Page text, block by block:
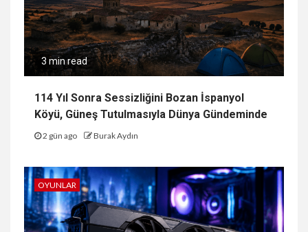
3 min read
114 Yıl Sonra Sessizliğini Bozan İspanyol
Köyü, Güneş Tutulmasıyla Dünya Gündeminde
2 gün ago Burak Aydın
OYUNLAR